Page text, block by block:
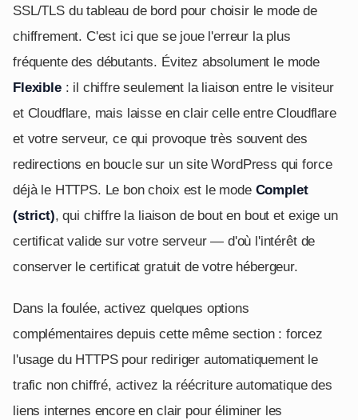
SSL/TLS du tableau de bord pour choisir le mode de
chiffrement. C'est ici que se joue l'erreur la plus
fréquente des débutants. Évitez absolument le mode
Flexible: il chiffre seulement la liaison entre le visiteur
et Cloudflare, mais laisse en clair celle entre Cloudflare
et votre serveur, ce qui provoque très souvent des
redirections en boucle sur un site WordPress qui force
déjà le HTTPS. Le bon choix est le mode Complet
(strict), qui chiffre la liaison de bout en bout et exige un
certificat valide sur votre serveur — d'où l'intérêt de
conserver le certificat gratuit de votre hébergeur.
Dans la foulée, activez quelques options
complémentaires depuis cette même section : forcez
l'usage du HTTPS pour rediriger automatiquement le
trafic non chiffré, activez la réécriture automatique des
liens internes encore en clair pour éliminer les